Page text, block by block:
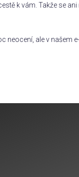
k vám. Takže se
neocení, ale v našem